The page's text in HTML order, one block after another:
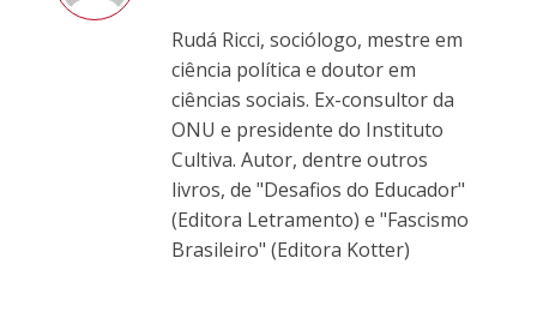
Rudá Ricci, sociólogo, mestre em
ciência política e doutor em
ciências sociais. Ex-consultor da
ONU e presidente do Instituto
Cultiva. Autor, dentre outros
livros, de "Desafios do Educador"
(Editora Letramento) e "Fascismo
Brasileiro" (Editora Kotter)